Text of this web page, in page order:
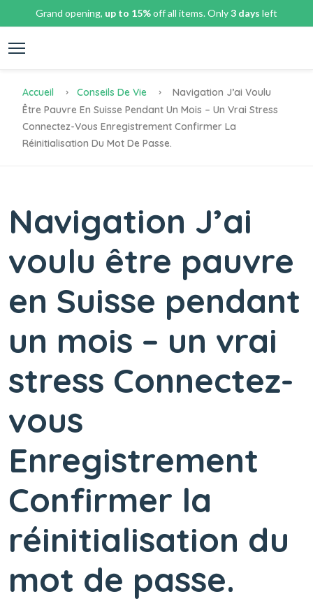
Grand opening, up to 15%off all items. Only3 days left
Accueil Conseils De Vie
Navigation J’ai Voulu
Être Pauvre En Suisse Pendant Un Mois – Un Vrai Stress
Connectez-Vous Enregistrement Confirmer La
Réinitialisation Du Mot De Passe.
Navigation J’ai
voulu être pauvre
en Suisse pendant
un mois – un vrai
stress Connectez-
vous
Enregistrement
Confirmer la
réinitialisation du
mot de passe.